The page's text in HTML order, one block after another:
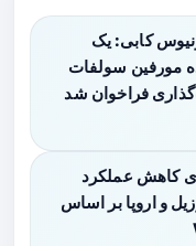
کابی: یک
مورفین سولفات
فراخوان شد
کاهش عملکرد
و اروپا بر اساس